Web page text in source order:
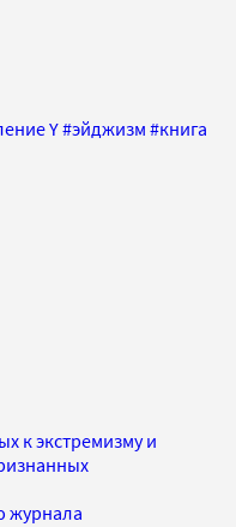
Y#эйджизм #книга
к экстремизму и
журнала